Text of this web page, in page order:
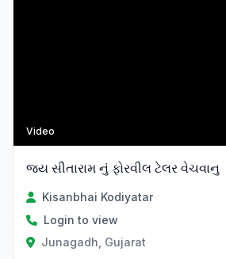
Video
જય સીતારામ નું ફોરવીલ ટેલર વેચવાનુ
Kisanbhai Kodiyatar
Login to view
Junagadh, Gujarat